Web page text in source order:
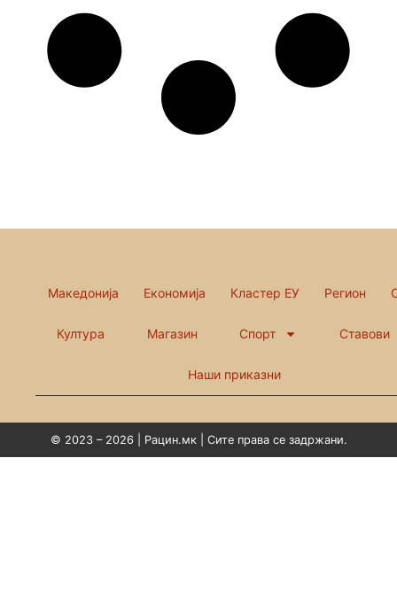
Македонија Економија Кластер ЕУ Регион
Култура Магазин Спорт Ставови
Наши приказни
© 2023 – 2026 | Рацин.мк | Сите права се задржани.